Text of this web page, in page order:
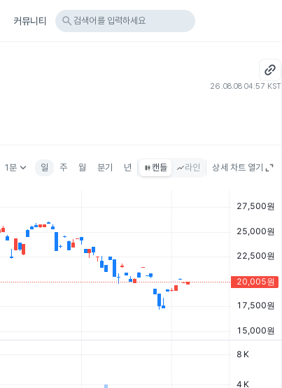
커뮤니티 search 검색어를 입력하세요
26.08.08 04:57 KST
1분keyboard_arrow_down 일 주 월 분기 년 캔들 라인 상세 차트 열기